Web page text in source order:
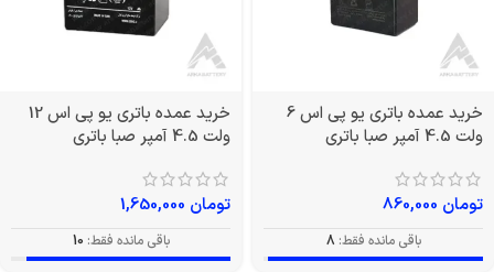
خرید عمده باتری یو پی اس 6
ولت 4.5 آمپر صبا باتری
تومان
باقی مانده فقط: 8
خرید عمده باتری یو پی اس 12
ولت 4.5 آمپر صبا باتری
تومان
باقی مانده فقط: 10